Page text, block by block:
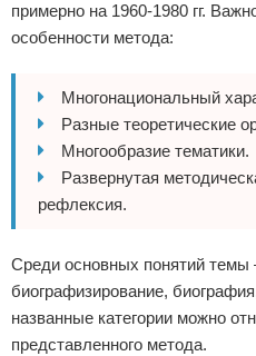
примерно на 1960-1980 гг.
особенности метода:
Многонациональный
Разные теоретические
Многообразие тематики.
Развернутая
рефлексия.
Среди основных понятий
биографизирование,
названные категории можно
представленного метода.